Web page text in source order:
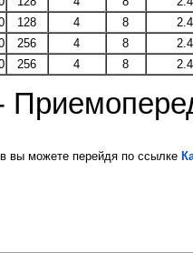
128 4 8
2.4
256 4 8
2.4
256 4 8 2.4
вы можете перейдя по ссылке